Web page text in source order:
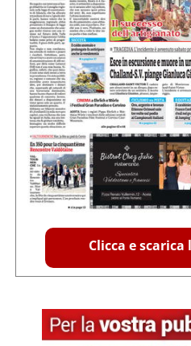
Clicca e scarica